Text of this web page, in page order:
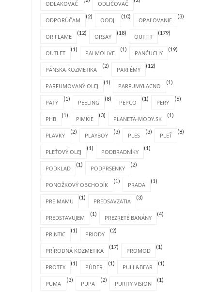
ODLAKOVAČ ODLIČOVAČ
ODPORÚČAM
(2)
OODJI
(10)
OPAĽOVANIE
(3)
ORIFLAME
(12)
ORSAY
(18)
OUTFIT
(179)
OUTLET
(1)
PALMOLIVE
(1)
PANČUCHY
(19)
PÁNSKA KOZMETIKA
(2)
PARFÉMY
(12)
PARFUMOVANÝ OLEJ
(1)
PARFUMYLACNO
(1)
PÄTY
(1)
PEELING
(8)
PEPCO
(1)
PERY
(6)
PHB
(1)
PIMKIE
(3)
PLANETA-MODY.SK
(1)
PLAVKY
(2)
PLAYBOY
(3)
PLES
(3)
PLEŤ
(8)
PLEŤOVÝ OLEJ
(1)
PODBRADNÍKY
(1)
PODKLAD
(1)
PODPRSENKY
(2)
PONOŽKOVÝ OBCHODÍK
(1)
PRADA
(1)
PRE MAMU
(1)
PREDSAVZATIA
(3)
PREDSTAVUJEM
(1)
PREZRETÉ BANÁNY
(4)
PRINTIC
(1)
PRIODY
(2)
PRÍRODNÁ KOZMETIKA
(17)
PROMOD
(1)
PROTEX
(1)
PÚDER
(1)
PULL&BEAR
(1)
PUMA
(3)
PUPA
(2)
PURITY VISION
(1)